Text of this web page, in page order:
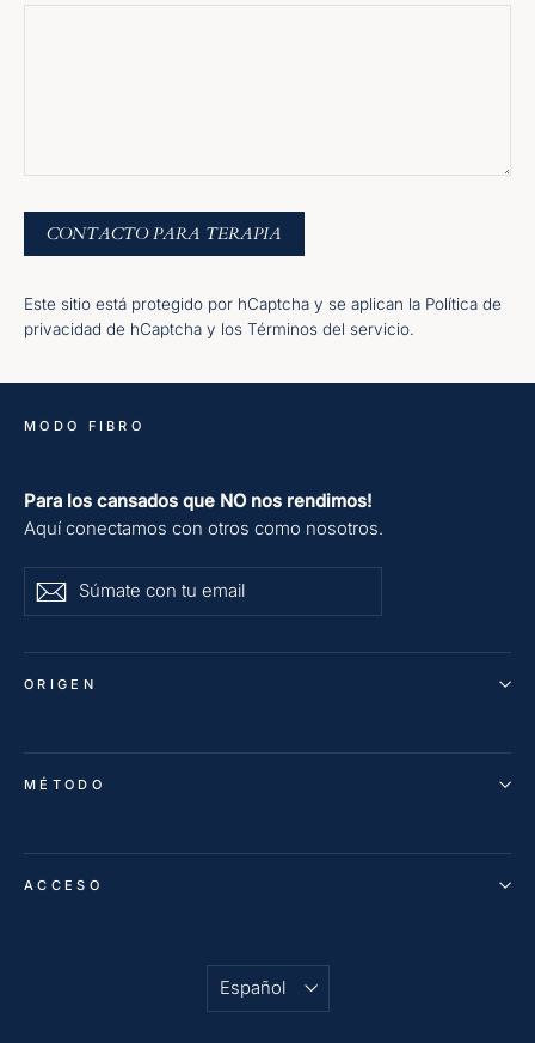
CONTACTO
PARA
CONTACTO PARA TERAPIA
Este sitio está protegido por hCaptcha y se aplican la Política de
privacidad de hCaptcha y los Términos del servicio.
MODO FIBRO
Para los cansados que NO nos rendimos!
Aquí conectamos con otros como nosotros.
Súmate
con
ENVIARENVIAR
ORIGEN
MÉTODO
ACCESO
Idioma
Español